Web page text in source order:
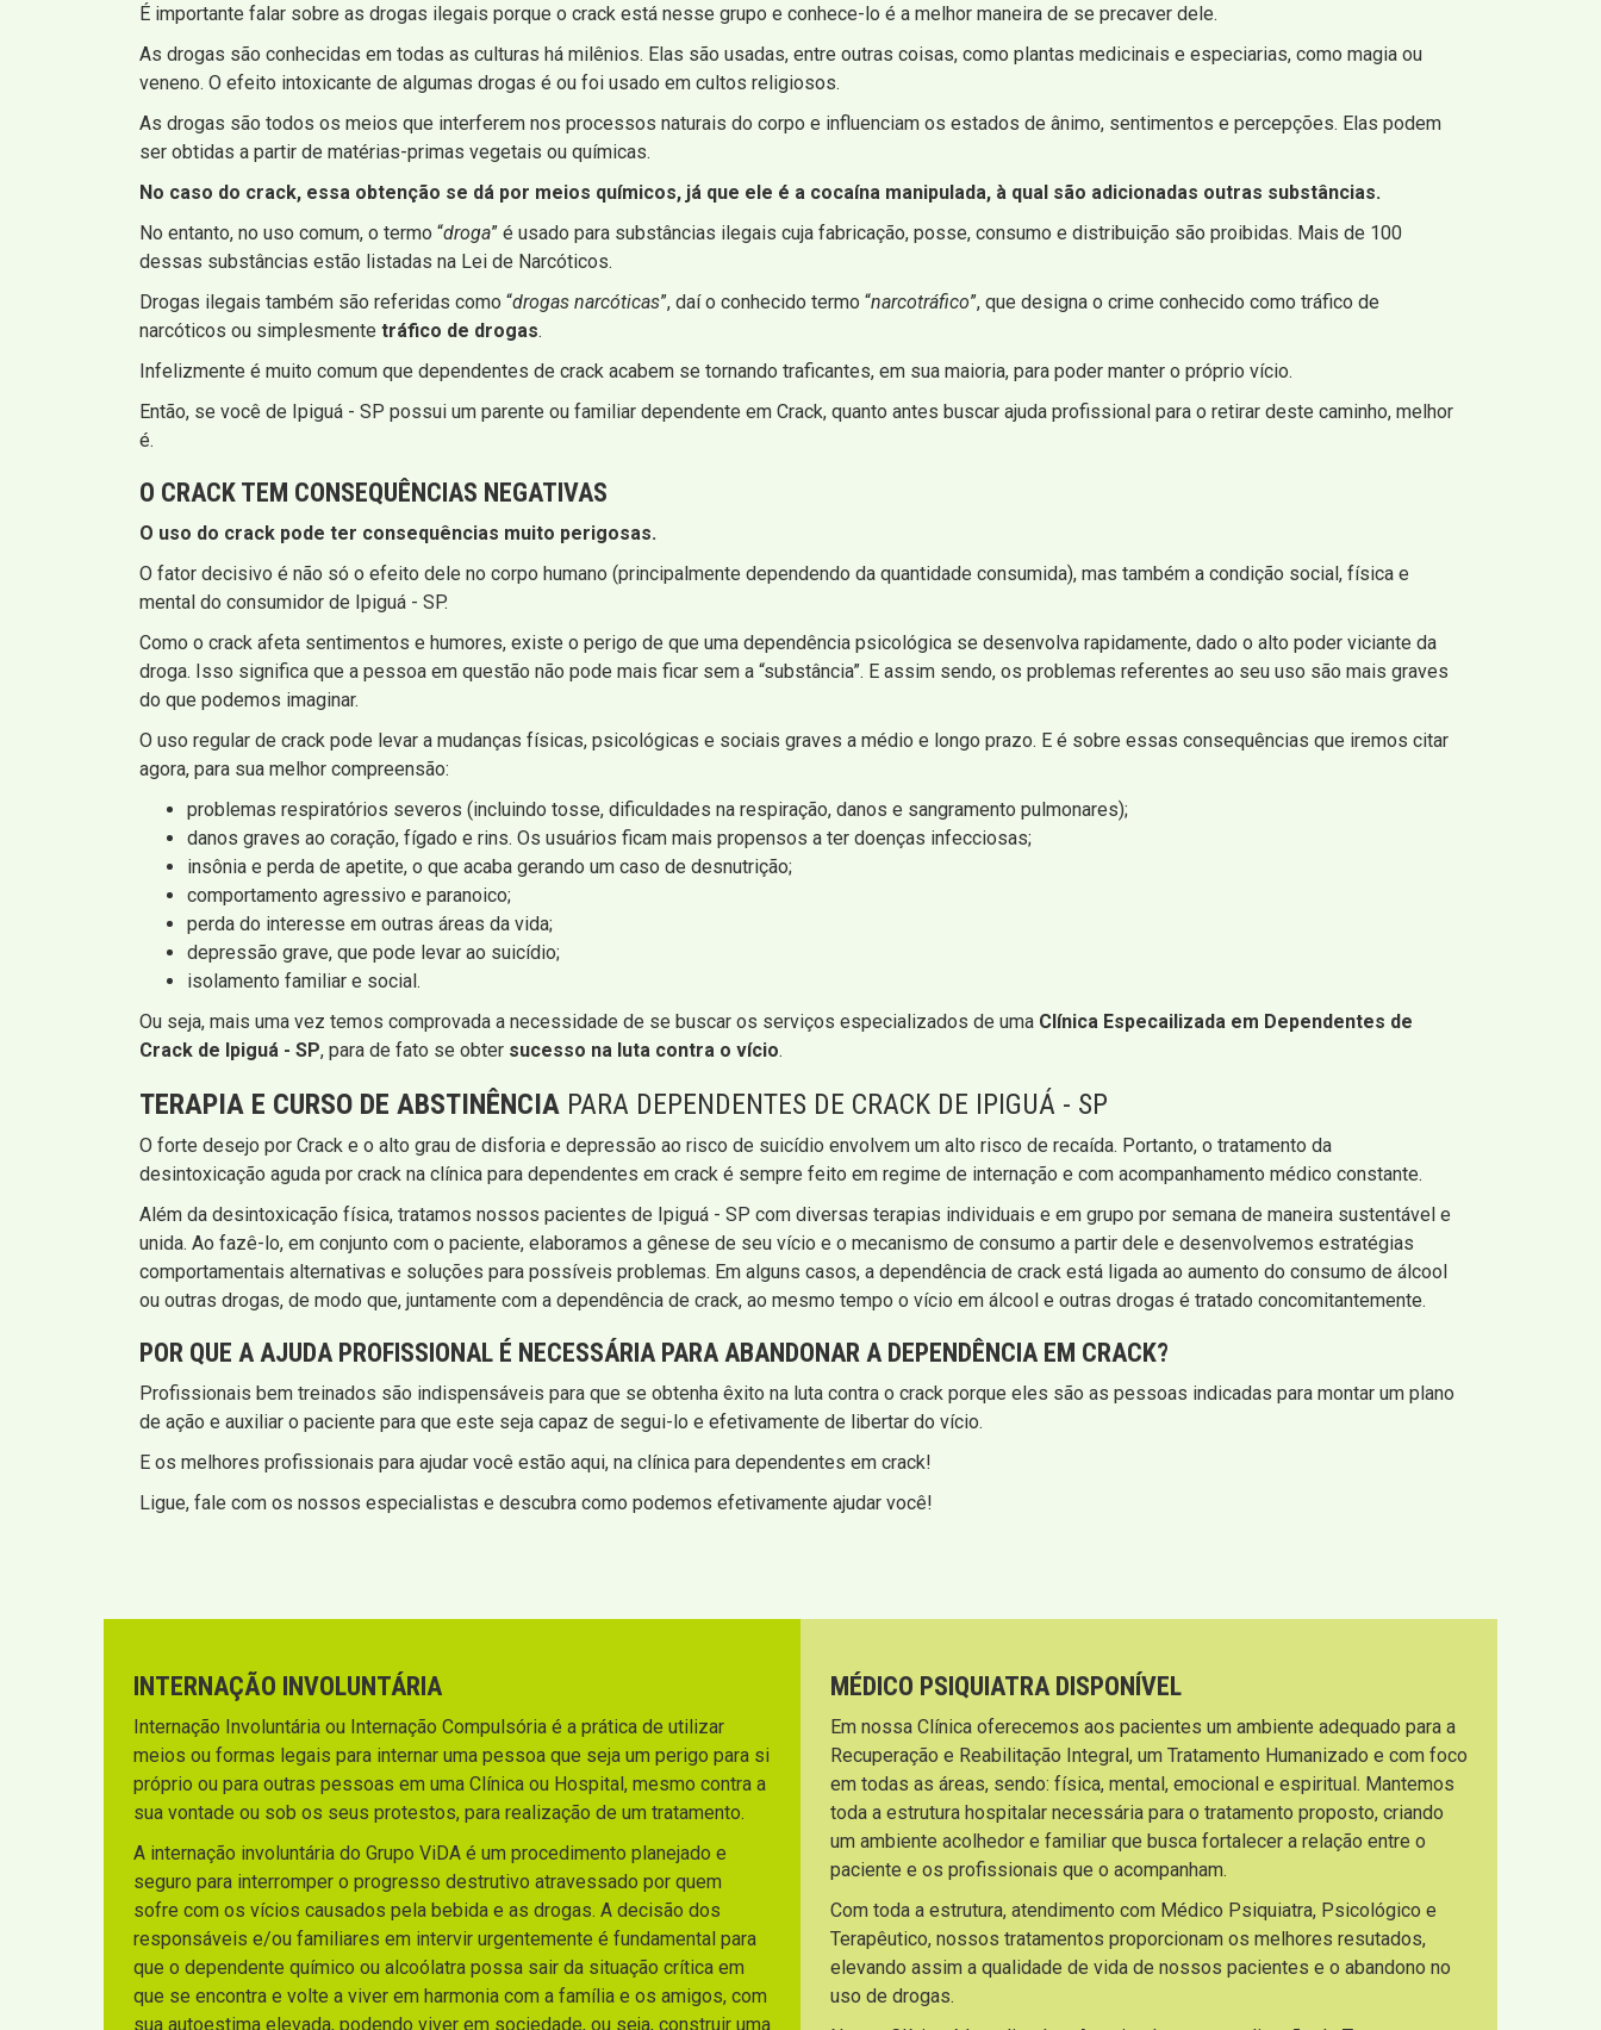
É importante falar sobre as drogas ilegais porque o crack está nesse grupo e conhece-lo é a melhor maneira de se precaver dele.
As drogas são conhecidas em todas as culturas há milênios. Elas são usadas, entre outras coisas, como plantas medicinais e especiarias, como magia ou
veneno. O efeito intoxicante de algumas drogas é ou foi usado em cultos religiosos.
As drogas são todos os meios que interferem nos processos naturais do corpo e influenciam os estados de ânimo, sentimentos e percepções. Elas podem
ser obtidas a partir de matérias-primas vegetais ou químicas.
No caso do crack, essa obtenção se dá por meios químicos, já que ele é a cocaína manipulada, à qual são adicionadas outras substâncias.
No entanto, no uso comum, o termo “droga” é usado para substâncias ilegais cuja fabricação, posse, consumo e distribuição são proibidas. Mais de 100
dessas substâncias estão listadas na Lei de Narcóticos.
Drogas ilegais também são referidas como “drogas narcóticas”, daí o conhecido termo “narcotráfico”, que designa o crime conhecido como tráfico de
narcóticos ou simplesmente tráfico de drogas.
Infelizmente é muito comum que dependentes de crack acabem se tornando traficantes, em sua maioria, para poder manter o próprio vício.
Então, se você de Ipiguá - SP possui um parente ou familiar dependente em Crack, quanto antes buscar ajuda profissional para o retirar deste caminho, melhor
é.
O CRACK TEM CONSEQUÊNCIAS NEGATIVAS
O uso do crack pode ter consequências muito perigosas.
O fator decisivo é não só o efeito dele no corpo humano (principalmente dependendo da quantidade consumida), mas também a condição social, física e
mental do consumidor de Ipiguá - SP.
Como o crack afeta sentimentos e humores, existe o perigo de que uma dependência psicológica se desenvolva rapidamente, dado o alto poder viciante da
droga. Isso significa que a pessoa em questão não pode mais ficar sem a “substância”. E assim sendo, os problemas referentes ao seu uso são mais graves
do que podemos imaginar.
O uso regular de crack pode levar a mudanças físicas, psicológicas e sociais graves a médio e longo prazo. E é sobre essas consequências que iremos citar
agora, para sua melhor compreensão:
problemas respiratórios severos (incluindo tosse, dificuldades na respiração, danos e sangramento pulmonares);
danos graves ao coração, fígado e rins. Os usuários ficam mais propensos a ter doenças infecciosas;
insônia e perda de apetite, o que acaba gerando um caso de desnutrição;
comportamento agressivo e paranoico;
perda do interesse em outras áreas da vida;
depressão grave, que pode levar ao suicídio;
isolamento familiar e social.
Ou seja, mais uma vez temos comprovada a necessidade de se buscar os serviços especializados de uma Clínica Especailizada em Dependentes de
Crack de Ipiguá - SP, para de fato se obter sucesso na luta contra o vício.
TERAPIA E CURSO DE ABSTINÊNCIA PARA DEPENDENTES DE CRACK DE IPIGUÁ - SP
O forte desejo por Crack e o alto grau de disforia e depressão ao risco de suicídio envolvem um alto risco de recaída. Portanto, o tratamento da
desintoxicação aguda por crack na clínica para dependentes em crack é sempre feito em regime de internação e com acompanhamento médico constante.
Além da desintoxicação física, tratamos nossos pacientes de Ipiguá - SP com diversas terapias individuais e em grupo por semana de maneira sustentável e
unida. Ao fazê-lo, em conjunto com o paciente, elaboramos a gênese de seu vício e o mecanismo de consumo a partir dele e desenvolvemos estratégias
comportamentais alternativas e soluções para possíveis problemas. Em alguns casos, a dependência de crack está ligada ao aumento do consumo de álcool
ou outras drogas, de modo que, juntamente com a dependência de crack, ao mesmo tempo o vício em álcool e outras drogas é tratado concomitantemente.
POR QUE A AJUDA PROFISSIONAL É NECESSÁRIA PARA ABANDONAR A DEPENDÊNCIA EM CRACK?
Profissionais bem treinados são indispensáveis para que se obtenha êxito na luta contra o crack porque eles são as pessoas indicadas para montar um plano
de ação e auxiliar o paciente para que este seja capaz de segui-lo e efetivamente de libertar do vício.
E os melhores profissionais para ajudar você estão aqui, na clínica para dependentes em crack!
Ligue, fale com os nossos especialistas e descubra como podemos efetivamente ajudar você!
INTERNAÇÃO INVOLUNTÁRIA
Internação Involuntária ou Internação Compulsória é a prática de utilizar
meios ou formas legais para internar uma pessoa que seja um perigo para si
próprio ou para outras pessoas em uma Clínica ou Hospital, mesmo contra a
sua vontade ou sob os seus protestos, para realização de um tratamento.
A internação involuntária do Grupo ViDA é um procedimento planejado e
seguro para interromper o progresso destrutivo atravessado por quem
sofre com os vícios causados pela bebida e as drogas. A decisão dos
responsáveis e/ou familiares em intervir urgentemente é fundamental para
que o dependente químico ou alcoólatra possa sair da situação crítica em
que se encontra e volte a viver em harmonia com a família e os amigos, com
sua autoestima elevada, podendo viver em sociedade, ou seja, construir uma
MÉDICO PSIQUIATRA DISPONÍVEL
Em nossa Clínica oferecemos aos pacientes um ambiente adequado para a
Recuperação e Reabilitação Integral, um Tratamento Humanizado e com foco
em todas as áreas, sendo: física, mental, emocional e espiritual. Mantemos
toda a estrutura hospitalar necessária para o tratamento proposto, criando
um ambiente acolhedor e familiar que busca fortalecer a relação entre o
paciente e os profissionais que o acompanham.
Com toda a estrutura, atendimento com Médico Psiquiatra, Psicológico e
Terapêutico, nossos tratamentos proporcionam os melhores resutados,
elevando assim a qualidade de vida de nossos pacientes e o abandono no
uso de drogas.